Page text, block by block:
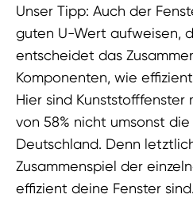
Unser Tipp: Auch der
guten U-Wert aufweisen,
entscheidet das
Komponenten, wie
Hier sind
von 58% nicht umsonst
Deutschland. Denn
Zusammenspiel der
effizient deine Fenster sind.